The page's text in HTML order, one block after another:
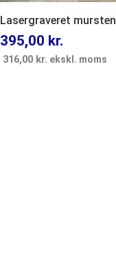
Lasergraveret mursten
395,00 kr.
316,00 kr. ekskl. moms